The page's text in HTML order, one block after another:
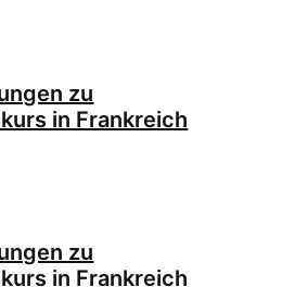
zu
in Frankreich
zu
in Frankreich